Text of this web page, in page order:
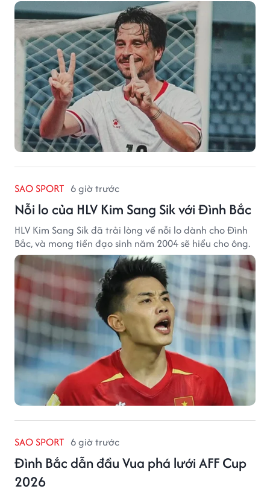
SAO SPORT 6 giờ trước
Nỗi lo của HLV Kim Sang Sik với Đình Bắc
HLV Kim Sang Sik đã trải lòng về nỗi lo dành cho Đình
Bắc, và mong tiền đạo sinh năm 2004 sẽ hiểu cho ông.
SAO SPORT 6 giờ trước
Đình Bắc dẫn đầu Vua phá lưới AFF Cup
2026